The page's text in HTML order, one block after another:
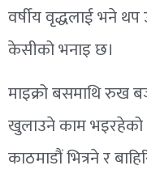
वर्षीय वृद्धलाई भने
केसीको भनाइ छ।
माइक्रो बसमाथि रुख
खुलाउने काम भइरहेको
काठमाडौं भित्रने र